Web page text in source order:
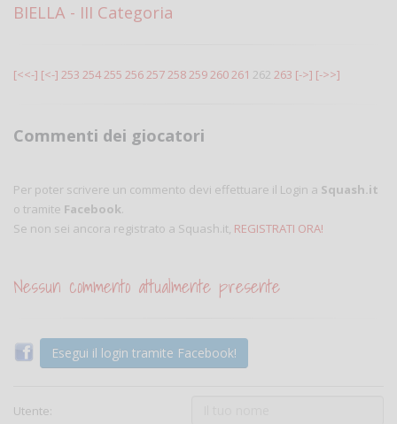
BIELLA - III Categoria
[<<-] [<-] 253 254255 256257258259260261 262 263 [->] [->>]
Commenti dei giocatori
Per poter scrivere un commento devi effettuare il Login a Squash.it
o tramite Facebook.
Se non sei ancora registrato a Squash.it, REGISTRATI ORA!
Nessun commento attualmente presente
Esegui il login tramite Facebook!
Utente: